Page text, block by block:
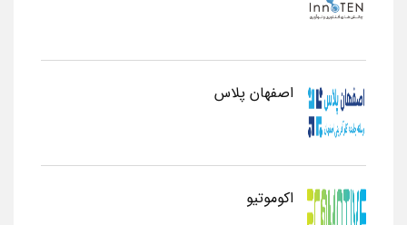
اصفهان پلاس
اکوموتیو